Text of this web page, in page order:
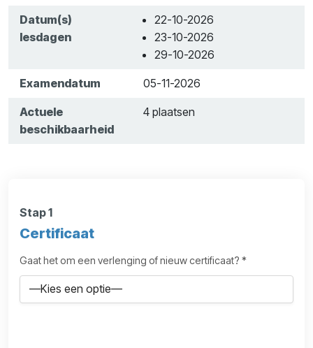
Datum(s)
lesdagen
22-10-2026
23-10-2026
29-10-2026
Examendatum 05-11-2026
Actuele
beschikbaarheid
4 plaatsen
Stap 1
Certificaat
Gaat het om een verlenging of nieuw certificaat? *